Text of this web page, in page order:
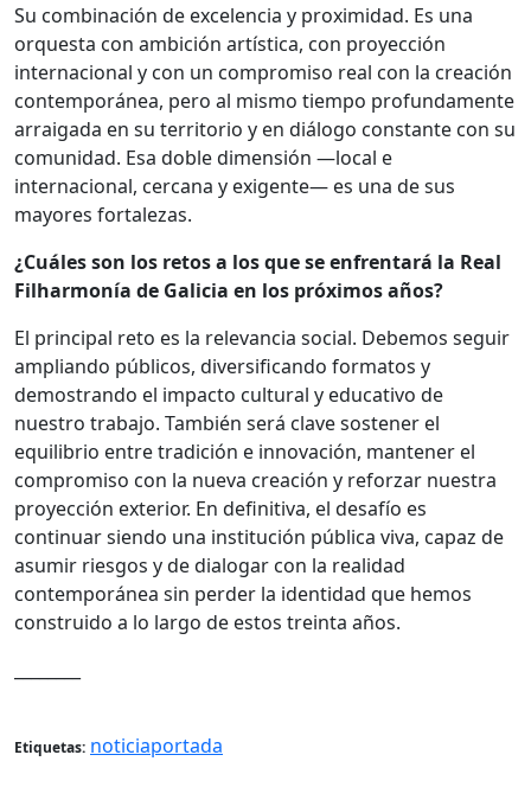
Su combinación de excelencia y proximidad. Es una
orquesta con ambición artística, con proyección
internacional y con un compromiso real con la creación
contemporánea, pero al mismo tiempo profundamente
arraigada en su territorio y en diálogo constante con su
comunidad. Esa doble dimensión —local e
internacional, cercana y exigente— es una de sus
mayores fortalezas.
¿Cuáles son los retos a los que se enfrentará la Real
Filharmonía de Galicia en los próximos años?
El principal reto es la relevancia social. Debemos seguir
ampliando públicos, diversificando formatos y
demostrando el impacto cultural y educativo de
nuestro trabajo. También será clave sostener el
equilibrio entre tradición e innovación, mantener el
compromiso con la nueva creación y reforzar nuestra
proyección exterior. En definitiva, el desafío es
continuar siendo una institución pública viva, capaz de
asumir riesgos y de dialogar con la realidad
contemporánea sin perder la identidad que hemos
construido a lo largo de estos treinta años.
Etiquetas: noticiaportada